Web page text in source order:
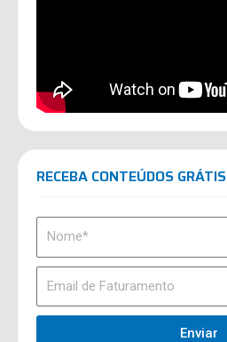
RECEBA CONTEÚDOS GRÁTIS
Enviar